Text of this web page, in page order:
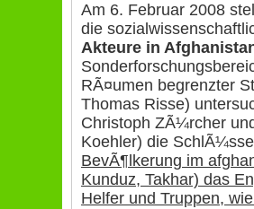
Am 6. Februar 2008
die
Akteure in
RÃ¤umen begrenzter
Thomas Risse)
Christoph ZÃ¼rcher
Koehler) die
BevÃ¶lkerung im
Kunduz, Takhar) das
Helfer und Truppen,